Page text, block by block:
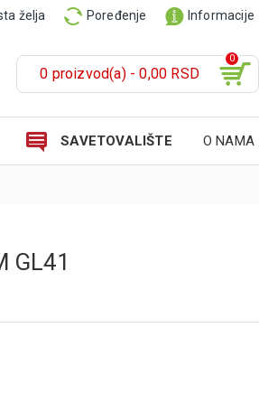
želja Poređenje Informacije
0 proizvod(a) - 0,00 RSD
0
SAVETOVALIŠTE O NAMA
GL41